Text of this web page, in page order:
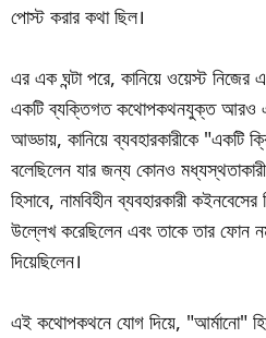
পোস্ট করার কথা ছিল।
এর এক ঘন্টা পরে, কানিয়ে ওয়েস্ট নিজের
একটি ব্যক্তিগত কথোপকথনযুক্ত আরও
আড্ডায়, কানিয়ে ব্যবহারকারীকে "একটি
বলেছিলেন যার জন্য কোনও
হিসাবে, নামবিহীন ব্যবহারকারী
উল্লেখ করেছিলেন এবং তাকে তার ফোন
দিয়েছিলেন।
এই কথোপকথনে যোগ দিয়ে, "আর্মানো"